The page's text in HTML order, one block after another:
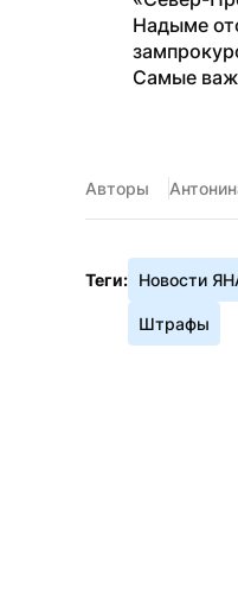
Надыме
Самые
Авторы
Теги: Новости
Штрафы